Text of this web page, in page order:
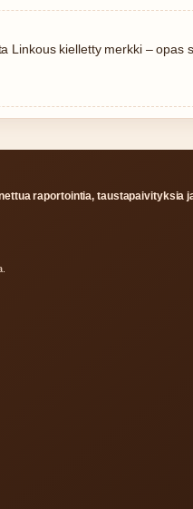
Linkous kielletty merkki –
raportointia, taustapaivityksia